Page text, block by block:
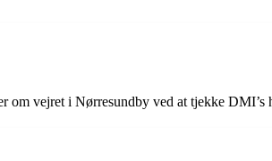
vejret i Nørresundby ved at tjekke DMI’s